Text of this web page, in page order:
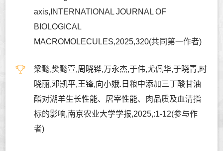
axis,INTERNATIONAL JOURNAL OF
BIOLOGICAL
MACROMOLECULES,2025,320(共同第一作者)
梁懿,樊懿萱,周晓铧,万永杰,于伟,尤佩华,于晓青,时
晓丽,邓凯平,王锋,向小娥.日粮中添加三丁酸甘油
酯对湖羊生长性能、屠宰性能、肉品质及血清指
标的影响,南京农业大学学报,2025,:1-12(参与作
者)